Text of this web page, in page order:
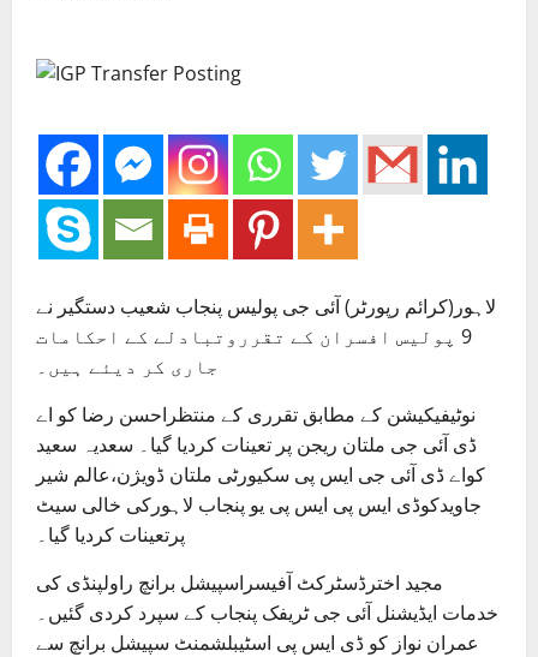
لاہور(کرائم رپورٹر) آئی جی پولیس پنجاب شعیب دستگیر نے
9 پولیس افسران کے تقرروتبادلے کے احکامات
جاری کر دیئے ہیں۔
نوٹیفیکیشن کے مطابق تقرری کے منتظراحسن رضا کو اے
ڈی آئی جی ملتان ریجن پر تعینات کردیا گیا۔ سعدیہ سعید
کواے ڈی آئی جی ایس پی سکیورٹی ملتان ڈویژن،عالم شیر
جاویدکوڈی ایس پی ایس پی یو پنجاب لاہورکی خالی سیٹ
پرتعینات کردیا گیا۔
مجید اخترڈسٹرکٹ آفیسراسپیشل برانچ راولپنڈی کی
خدمات ایڈیشنل آئی جی ٹریفک پنجاب کے سپرد کردی گئیں۔
عمران نواز کو ڈی ایس پی اسٹیبلشمنٹ سپیشل برانچ سے